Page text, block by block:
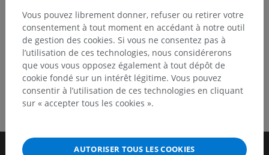
Vous pouvez librement donner, refuser ou retirer votre
consentement à tout moment en accédant à notre outil
de gestion des cookies. Si vous ne consentez pas à
l’utilisation de ces technologies, nous considérerons
que vous vous opposez également à tout dépôt de
cookie fondé sur un intérêt légitime. Vous pouvez
consentir à l’utilisation de ces technologies en cliquant
sur « accepter tous les cookies ».
AUTORISER TOUS LES COOKIES